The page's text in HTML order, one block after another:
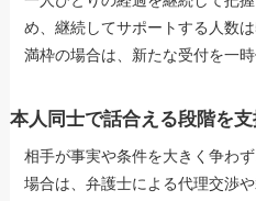
め、継続してサポートする人数
満枠の場合は、新たな受付を一
本人同士で話合える段階を
相手が事実や条件を大きく争わ
場合は、弁護士による代理交渉